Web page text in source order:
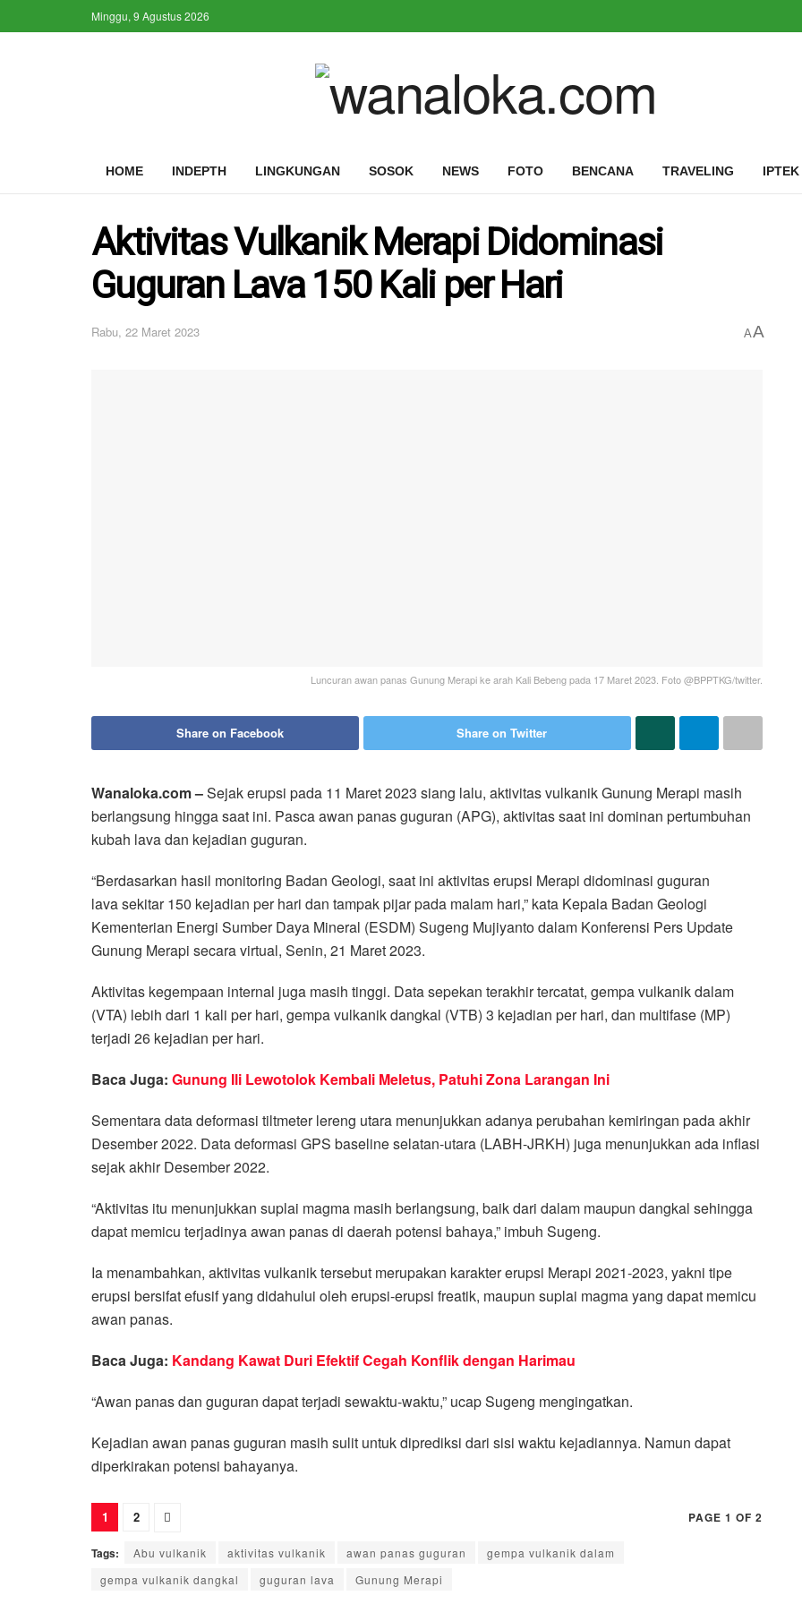
Minggu, 9 Agustus 2026
HOME INDEPTH LINGKUNGAN SOSOK NEWS FOTO BENCANA TRAVELING IPTEK
Aktivitas Vulkanik Merapi Didominasi
Guguran Lava 150 Kali per Hari
Rabu, 22 Maret 2023 AA
Luncuran awan panas Gunung Merapi ke arah Kali Bebeng pada 17 Maret 2023. Foto @BPPTKG/twitter.
Share on Facebook Share on Twitter
Wanaloka.com –Sejak erupsi pada 11 Maret 2023 siang lalu, aktivitas vulkanik Gunung Merapi masih
berlangsung hingga saat ini. Pasca awan panas guguran (APG), aktivitas saat ini dominan pertumbuhan
kubah lava dan kejadian guguran.
“Berdasarkan hasil monitoring Badan Geologi, saat ini aktivitas erupsi Merapi didominasi guguran
lava sekitar 150 kejadian per hari dan tampak pijar pada malam hari,” kata Kepala Badan Geologi
Kementerian Energi Sumber Daya Mineral (ESDM) Sugeng Mujiyanto dalam Konferensi Pers Update
Gunung Merapi secara virtual, Senin, 21 Maret 2023.
Aktivitas kegempaan internal juga masih tinggi. Data sepekan terakhir tercatat, gempa vulkanik dalam
(VTA) lebih dari 1 kali per hari, gempa vulkanik dangkal (VTB) 3 kejadian per hari, dan multifase (MP)
terjadi 26 kejadian per hari.
Baca Juga: Gunung Ili Lewotolok Kembali Meletus, Patuhi Zona Larangan Ini
Sementara data deformasi tiltmeter lereng utara menunjukkan adanya perubahan kemiringan pada akhir
Desember 2022. Data deformasi GPS baseline selatan-utara (LABH-JRKH) juga menunjukkan ada inflasi
sejak akhir Desember 2022.
“Aktivitas itu menunjukkan suplai magma masih berlangsung, baik dari dalam maupun dangkal sehingga
dapat memicu terjadinya awan panas di daerah potensi bahaya,” imbuh Sugeng.
Ia menambahkan, aktivitas vulkanik tersebut merupakan karakter erupsi Merapi 2021-2023, yakni tipe
erupsi bersifat efusif yang didahului oleh erupsi-erupsi freatik, maupun suplai magma yang dapat memicu
awan panas.
Baca Juga: Kandang Kawat Duri Efektif Cegah Konflik dengan Harimau
“Awan panas dan guguran dapat terjadi sewaktu-waktu,” ucap Sugeng mengingatkan.
Kejadian awan panas guguran masih sulit untuk diprediksi dari sisi waktu kejadiannya. Namun dapat
diperkirakan potensi bahayanya.
PAGE 1 OF 2
1 2
Tags: Abu vulkanik aktivitas vulkanik awan panas guguran
gempa vulkanik dalam
gempa vulkanik dangkal
guguran lava Gunung Merapi